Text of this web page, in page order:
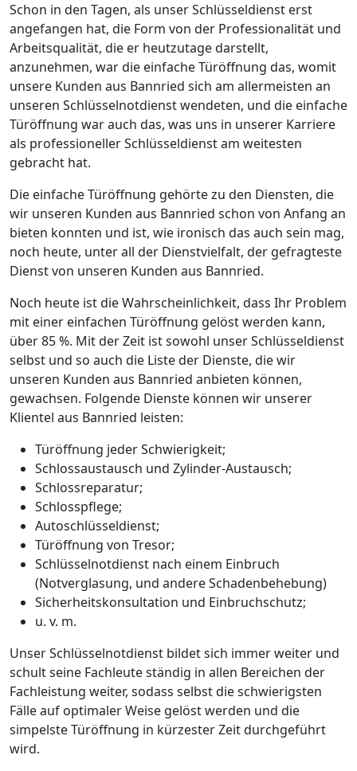
Schon in den Tagen, als unser Schlüsseldienst erst
angefangen hat, die Form von der Professionalität und
Arbeitsqualität, die er heutzutage darstellt,
anzunehmen, war die einfache Türöffnung das, womit
unsere Kunden aus Bannried sich am allermeisten an
unseren Schlüsselnotdienst wendeten, und die einfache
Türöffnung war auch das, was uns in unserer Karriere
als professioneller Schlüsseldienst am weitesten
gebracht hat.
Die einfache Türöffnung gehörte zu den Diensten, die
wir unseren Kunden aus Bannried schon von Anfang an
bieten konnten und ist, wie ironisch das auch sein mag,
noch heute, unter all der Dienstvielfalt, der gefragteste
Dienst von unseren Kunden aus Bannried.
Noch heute ist die Wahrscheinlichkeit, dass Ihr Problem
mit einer einfachen Türöffnung gelöst werden kann,
über 85 %. Mit der Zeit ist sowohl unser Schlüsseldienst
selbst und so auch die Liste der Dienste, die wir
unseren Kunden aus Bannried anbieten können,
gewachsen. Folgende Dienste können wir unserer
Klientel aus Bannried leisten:
Türöffnung jeder Schwierigkeit;
Schlossaustausch und Zylinder-Austausch;
Schlossreparatur;
Schlosspflege;
Autoschlüsseldienst;
Türöffnung von Tresor;
Schlüsselnotdienst nach einem Einbruch
(Notverglasung, und andere Schadenbehebung)
Sicherheitskonsultation und Einbruchschutz;
u. v. m.
Unser Schlüsselnotdienst bildet sich immer weiter und
schult seine Fachleute ständig in allen Bereichen der
Fachleistung weiter, sodass selbst die schwierigsten
Fälle auf optimaler Weise gelöst werden und die
simpelste Türöffnung in kürzester Zeit durchgeführt
wird.